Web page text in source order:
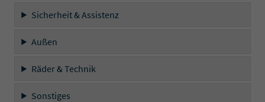
Sicherheit & Assistenz
Außen
Räder & Technik
Sonstiges